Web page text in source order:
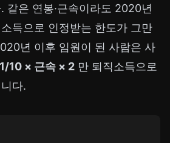
같은 연봉·근속이라도 2020년
득으로 인정받는 한도가 그만
년 이후 임원이 된 사람은 사
10 × 근속 × 2 만 퇴직소득으로
다.